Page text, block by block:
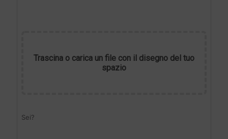
Trascina o carica un file con il disegno del tuo
spazio
Sei?